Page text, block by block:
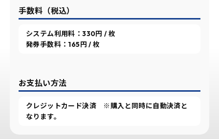
手数料（税込）
システム利用料：330円 / 枚
発券手数料：165円 / 枚
お支払い方法
クレジットカード決済 ※購入と同時に自動決済と
なります。